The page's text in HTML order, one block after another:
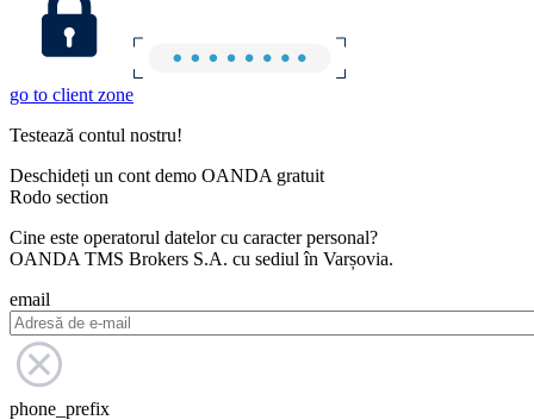
go to client zone
Testează contul nostru!
Deschideți un cont demo OANDA gratuit
Rodo section
Cine este operatorul datelor cu caracter personal?
OANDA TMS Brokers S.A. cu sediul în Varșovia.
email
phone_prefix